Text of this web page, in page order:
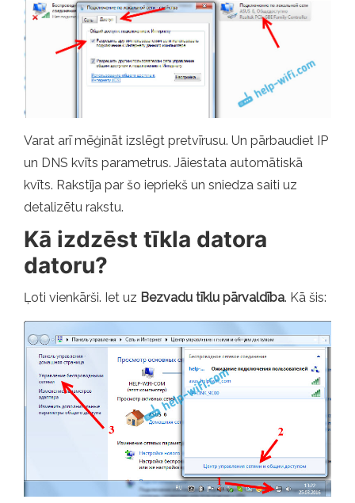
Varat arī mēģināt izslēgt pretvīrusu. Un pārbaudiet IP
un DNS kvīts parametrus. Jāiestata automātiskā
kvīts. Rakstīja par šo iepriekš un sniedza saiti uz
detalizētu rakstu.
Kā izdzēst tīkla datora
datoru?
Ļoti vienkārši. Iet uz Bezvadu tīklu pārvaldība. Kā šis: